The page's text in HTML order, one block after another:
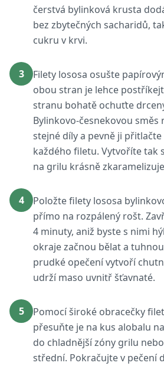
čerstvá bylinková krusta
bez zbytečných sacharidů,
cukru v krvi.
3
Filety lososa osušte
obou stran je lehce
stranu bohatě ochuťte
Bylinkovo-česnekovou směs
stejné díly a pevně ji
každého filetu. Vytvoříte tak
na grilu krásně
4
Položte filety lososa
přímo na rozpálený rošt.
4 minuty, aniž byste s nimi
okraje začnou bělat a
prudké opečení vytvoří
udrží maso uvnitř šťavnaté.
5
Pomocí široké obracečky
přesuňte je na kus alobalu
do chladnější zóny grilu
střední. Pokračujte v pečení